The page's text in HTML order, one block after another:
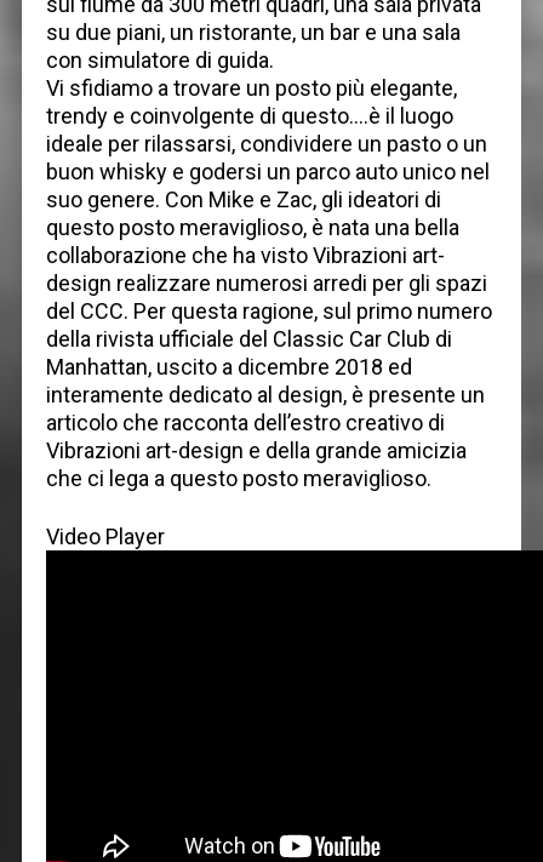
su due piani, un ristorante, un bar e una sala
con simulatore di guida.
Vi sfidiamo a trovare un posto più elegante,
trendy e coinvolgente di questo….è il luogo
ideale per rilassarsi, condividere un pasto o un
buon whisky e godersi un parco auto unico nel
suo genere. Con Mike e Zac, gli ideatori di
questo posto meraviglioso, è nata una bella
collaborazione che ha visto Vibrazioni art-
design realizzare numerosi arredi per gli spazi
del CCC. Per questa ragione, sul primo numero
della rivista ufficiale del Classic Car Club di
Manhattan, uscito a dicembre 2018 ed
interamente dedicato al design, è presente un
articolo che racconta dell’estro creativo di
Vibrazioni art-design e della grande amicizia
che ci lega a questo posto meraviglioso.
Video Player